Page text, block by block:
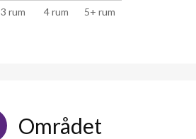
3 rum 4 rum 5+ rum
Området